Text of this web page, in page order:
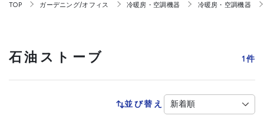
TOP ガーデニング/オフィス 冷暖房・空調機器 冷暖房・空調機器
石油ストーブ 1件
並び替え